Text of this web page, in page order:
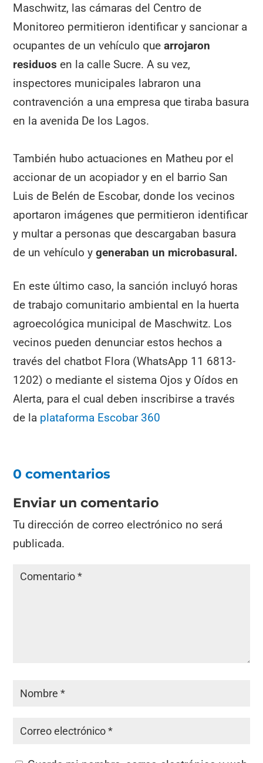
Maschwitz, las cámaras del Centro de
Monitoreo permitieron identificar y sancionar a
ocupantes de un vehículo quearrojaron
residuos en la calle Sucre. A su vez,
inspectores municipales labraron una
contravención a una empresa que tiraba basura
en la avenida De los Lagos.
También hubo actuaciones en Matheu por el
accionar de un acopiador y en el barrio San
Luis de Belén de Escobar, donde los vecinos
aportaron imágenes que permitieron identificar
y multar a personas que descargaban basura
de un vehículo ygeneraban un microbasural.
En este último caso, la sanción incluyó horas
de trabajo comunitario ambiental en la huerta
agroecológica municipal de Maschwitz. Los
vecinos pueden denunciar estos hechos a
través del chatbot Flora (WhatsApp 11 6813-
1202) o mediante el sistema Ojos y Oídos en
Alerta, para el cual deben inscribirse a través
de la plataforma Escobar 360
0 comentarios
Enviar un comentario
Tu dirección de correo electrónico no será
publicada.